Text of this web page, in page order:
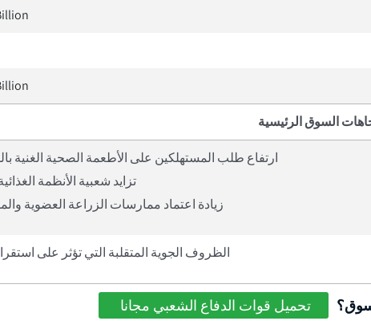
السوق الرئيسية
ارتفاع طلب المستهلكين على الأطعمة الصحية الغنية
تزايد شعبية الأنظمة الغذائية
زيادة اعتماد ممارسات الزراعة العضوية
الظروف الجوية المتقلبة التي تؤثر على
تحميل قوات الدفاع الشعبي مجانا